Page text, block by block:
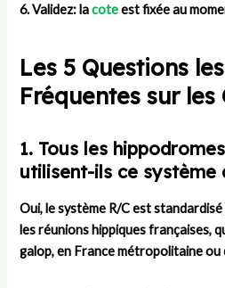
6. Validez: lacoteest fixée au
Les 5 Questions
Fréquentes sur les
1. Tous les
utilisent-ils ce système
Oui, le système R/C est
les réunions hippiques françaises,
galop, en France métropolitaine ou